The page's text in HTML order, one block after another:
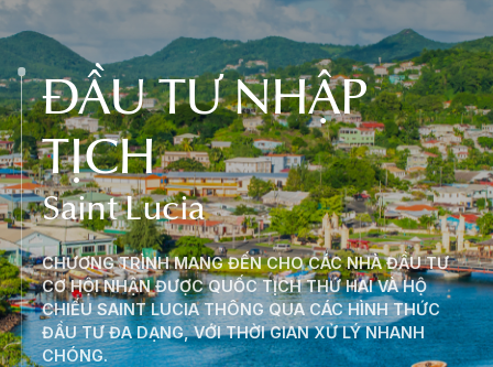
ĐẦU TƯ NHẬP
TỊCH
Saint Lucia
CHƯƠNG TRÌNH MANG ĐẾN CHO CÁC NHÀ ĐẦU TƯ
CƠ HỘI NHẬN ĐƯỢC QUỐC TỊCH THỨ HAI VÀ HỘ
CHIẾU SAINT LUCIA THÔNG QUA CÁC HÌNH THỨC
ĐẦU TƯ ĐA DẠNG, VỚI THỜI GIAN XỬ LÝ NHANH
CHÓNG.